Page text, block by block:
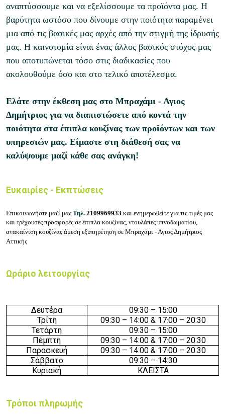
αναπτύσσουμε και να εξελίσσουμε τα προϊόντα μας. Η
βαρύτητα ωστόσο που δίνουμε στην ποιότητα παραμένει
μια από τις βασικές μας αρχές από την στιγμή της ίδρυσής
μας. Η καινοτομία είναι ένας άλλος βασικός στόχος μας
που αποτυπώνεται τόσο στις διαδικασίες που
ακολουθούμε όσο και στο τελικό αποτέλεσμα.
Ελάτε στην έκθεση μας στο Μπραχάμι - Αγιος
Δημήτριος για να διαπιστώσετε από κοντά την
ποιότητα στα έπιπλα κουζίνας των προϊόντων και των
υπηρεσιών μας. Είμαστε στη διάθεσή σας να
καλύψουμε μαζί κάθε σας ανάγκη!
Ευκαιρίες - Εκπτώσεις
Επικοινωνήστε μαζί μας Τηλ. 2109969933 και ενημερωθείτε για τις τιμές μας
και τρέχουσες προσφορές σε έπιπλα κουζίνας, ντουλάπες υπνοδωματίου,
ανακαίνιση κουζίνας άμεση εξυπηρέτηση σε Μπραχάμι - Αγιος Δημήτριος
Αττικής
Ωράριο λειτουργίας
Δευτέρα 09:30 – 15:00
Τρίτη
09:30 – 14:00 & 17:00 – 20:30
Τετάρτη
09:30 – 15:00
Πέμπτη
09:30 – 14:00 & 17:00 – 20:30
Παρασκευή
09:30 – 14:00 & 17:00 – 20:30
Σάββατο
09:30 – 14:30
Κυριακή
ΚΛΕΙΣΤΑ
Τρόποι πληρωμής